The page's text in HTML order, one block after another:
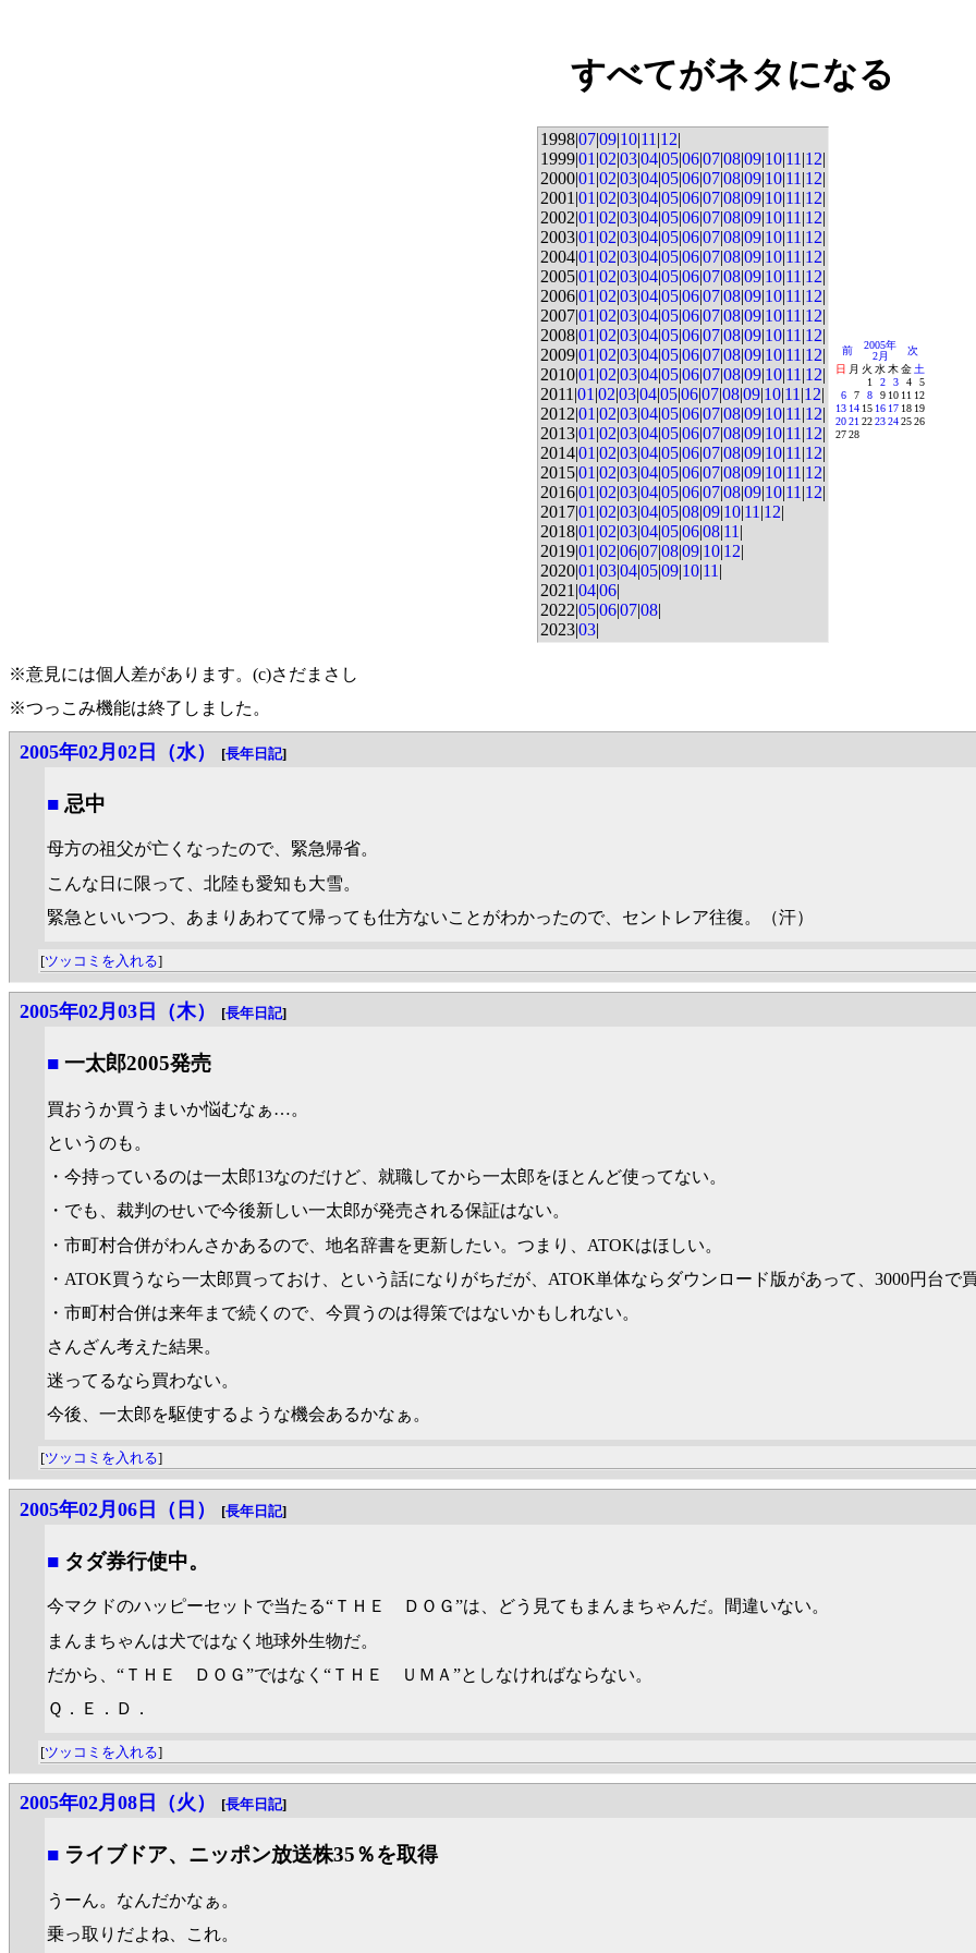
すべてがネタになる
1998|07|09|10|11 |12|
1999|01 |02|03|04|05|06|07|08|09|10|11 |12|
2000|01 |02|03|04|05|06|07|08|09|10|11 |12|
2001|01 |02|03|04|05|06|07|08|09|10|11 |12|
2002|01 |02|03|04|05|06|07|08|09|10|11 |12|
2003|01 |02|03|04|05|06|07|08|09|10|11 |12|
2004|01 |02|03|04|05|06|07|08|09|10|11 |12|
2005|01 |02|03|04|05|06|07|08|09|10|11 |12|
2006|01 |02|03|04|05|06|07|08|09|10|11 |12|
2007|01 |02|03|04|05|06|07|08|09|10|11 |12|
2008|01 |02|03|04|05|06|07|08|09|10|11 |12|
2009|01 |02|03|04|05|06|07|08|09|10|11 |12|
2010|01 |02|03|04|05|06|07|08|09|10|11 |12|
2011|01 |02|03|04|05|06|07|08|09|10|11 |12|
2012|01 |02|03|04|05|06|07|08|09|10|11 |12|
2013|01 |02|03|04|05|06|07|08|09|10|11 |12|
2014|01 |02|03|04|05|06|07|08|09|10|11 |12|
2015|01 |02|03|04|05|06|07|08|09|10|11 |12|
2016|01 |02|03|04|05|06|07|08|09|10|11 |12|
2017|01 |02|03|04|05|08|09|10|11 |12|
2018|01 |02|03|04|05|06|08|11 |
2019|01 |02|06|07|08|09|10|12|
2020|01 |03|04|05|09|10|11 |
2021|04|06|
2022|05|06|07|08|
2023|03|
前
2005年
2月
次
日 月 火 水 木金 土
1
2 3 4
5
6
7 8 9 10 11 12
13 14 15 16 17 18 19
2021 2223242526
2728
※意見には個人差があります。(c)さだまさし
※つっこみ機能は終了しました。
2005年02月02日（水） [長年日記]
■ 忌中
母方の祖父が亡くなったので、緊急帰省。
こんな日に限って、北陸も愛知も大雪。
緊急といいつつ、あまりあわてて帰っても仕方ないことがわかったので、セントレア往復。（汗）
[ツッコミを入れる]
2005年02月03日（木） [長年日記]
■ 一太郎2005発売
買おうか買うまいか悩むなぁ…。
というのも。
・今持っているのは一太郎13なのだけど、就職してから一太郎をほとんど使ってない。
・でも、裁判のせいで今後新しい一太郎が発売される保証はない。
・市町村合併がわんさかあるので、地名辞書を更新したい。つまり、ATOKはほしい。
・ATOK買うなら一太郎買っておけ、という話になりがちだが、ATOK単体ならダウンロード版があって、3000円台で
・市町村合併は来年まで続くので、今買うのは得策ではないかもしれない。
さんざん考えた結果。
迷ってるなら買わない。
今後、一太郎を駆使するような機会あるかなぁ。
[ツッコミを入れる]
2005年02月06日（日） [長年日記]
■ タダ券行使中。
今マクドのハッピーセットで当たる“ＴＨＥ ＤＯＧ”は、どう見てもまんまちゃんだ。間違いない。
まんまちゃんは犬ではなく地球外生物だ。
だから、“ＴＨＥ ＤＯＧ”ではなく“ＴＨＥ ＵＭＡ”としなければならない。
Ｑ．Ｅ．Ｄ．
[ツッコミを入れる]
2005年02月08日（火） [長年日記]
■ ライブドア、ニッポン放送株35％を取得
うーん。なんだかなぁ。
乗っ取りだよね、これ。